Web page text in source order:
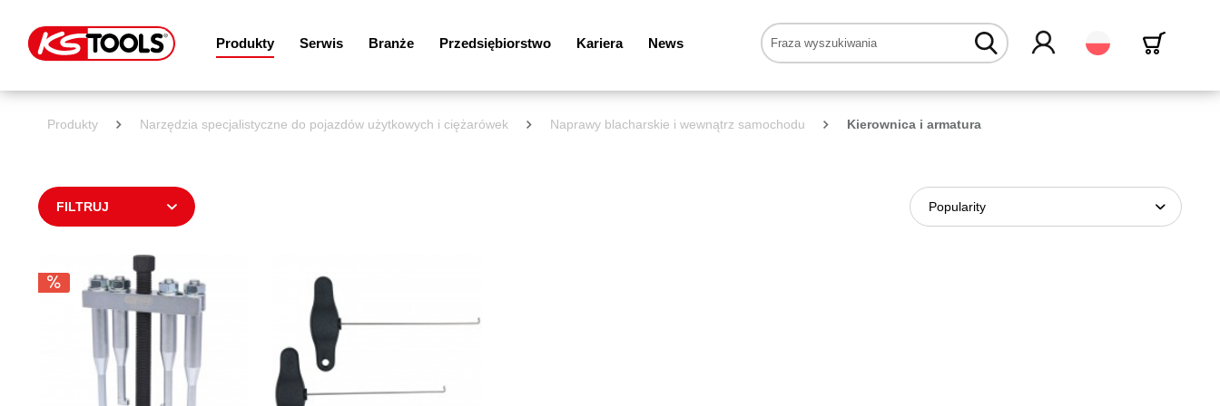
Produkty Serwis Branże Przedsiębiorstwo Kariera News Polski
Produkty Narzędzia specjalistyczne do pojazdów użytkowych i ciężarówek Naprawy blacharskie i wewnątrz samochodu Kierownica i armatura
FILTRUJ